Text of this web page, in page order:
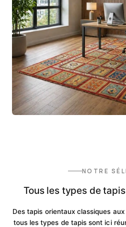
NOTRE
Tous les types de
Des tapis orientaux classiques
tous les types de tapis sont ici